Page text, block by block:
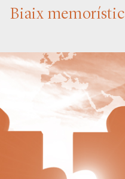
Biaix memorístic